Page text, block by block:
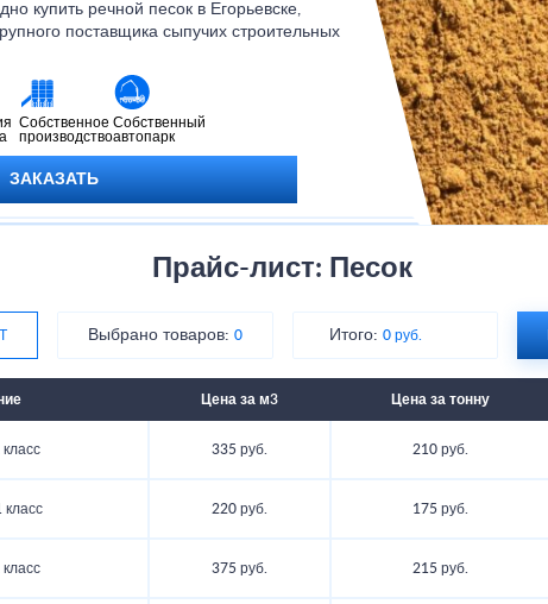
купить речной песок в Егорьевске,
поставщика сыпучих строительных
песок разных видов: карьерный,
кварцевый, речной, морской – оптом и в
Работаем с физическими и
числе по системе ЭДО. Доставка –
самые популярные виды
Собственное
производство
Собственный
автопарк
ЗАКАЗАТЬ
Прайс-лист: Песок
Выбрано товаров: 0 Итого:0 руб.
Цена за м3 Цена за тонну
335 руб. 210 руб.
220 руб. 175 руб.
375 руб. 215 руб.